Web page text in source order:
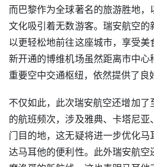
而巴黎作为全球著名的旅游胜地，
文化吸引着无数游客。瑞安航空
以更轻松地前往这座城市，享受美
新开通的博维机场虽然距离市中
重要空中交通枢纽，依然提供了良
不仅如此，此次瑞安航空还增加了
的航班频次，涉及雅典、卡塔尼
门目的地，这无疑将进一步优化
达马耳他的便利性。此外瑞安航空